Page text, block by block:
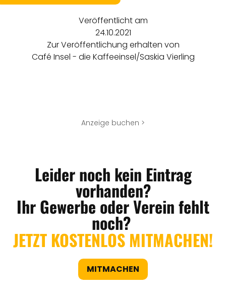
Veröffentlicht am
24.10.2021
Zur Veröffentlichung erhalten von
Café Insel - die Kaffeeinsel/Saskia Vierling
Anzeige buchen >
Leider noch kein Eintrag
vorhanden?
Ihr Gewerbe oder Verein fehlt
noch?
JETZT KOSTENLOS MITMACHEN!
MITMACHEN